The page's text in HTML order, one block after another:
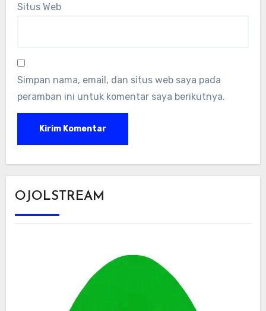
Situs Web
Simpan nama, email, dan situs web saya pada
peramban ini untuk komentar saya berikutnya.
OJOLSTREAM